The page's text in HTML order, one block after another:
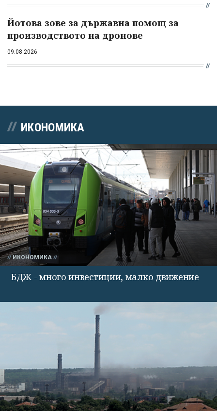
Йотова зове за държавна помощ за
производството на дронове
09.08.2026
ИКОНОМИКА
ИКОНОМИКА
БДЖ - много инвестиции, малко движение